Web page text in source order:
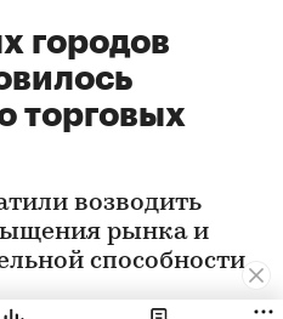
городов
торговых
возводить
рынка и
способности